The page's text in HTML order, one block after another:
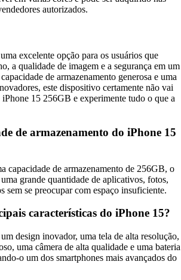
autorizados.
excelente opção para os usuários que
a qualidade de imagem e a segurança em um
de armazenamento generosa e uma
este dispositivo certamente não vai
15 256GB e experimente tudo o que a
de armazenamento do iPhone 15
capacidade de armazenamento de 256GB, o
grande quantidade de aplicativos, fotos,
sem se preocupar com espaço insuficiente.
características do iPhone 15?
design inovador, uma tela de alta resolução,
uma câmera de alta qualidade e uma bateria
o um dos smartphones mais avançados do